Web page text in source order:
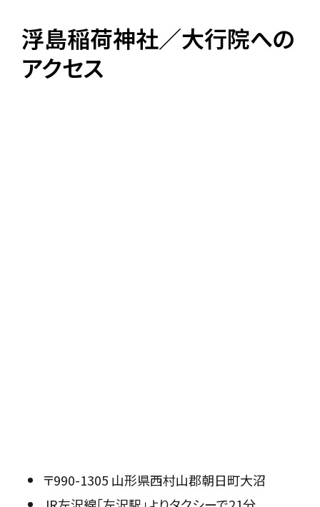
浮島稲荷神社／大行院への
アクセス
〒990-1305 山形県西村山郡朝日町大沼